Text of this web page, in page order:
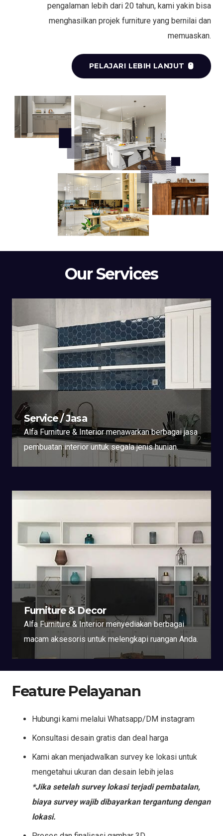
pengalaman lebih dari 20 tahun, kami yakin bisa
menghasilkan projek furniture yang bernilai dan
memuaskan.
PELAJARI LEBIH LANJUT
Our Services
Service / Jasa
Alfa Furniture & Interior menawarkan berbagai jasa
pembuatan interior untuk segala jenis hunian.
Furniture & Decor
Alfa Furniture & Interior menyediakan berbagai
macam aksesoris untuk melengkapi ruangan Anda.
Feature Pelayanan
Hubungi kami melalui Whatsapp/DM instagram
Konsultasi desain gratis dan deal harga
Kami akan menjadwalkan survey ke lokasi untuk
mengetahui ukuran dan desain lebih jelas
*Jika setelah survey lokasi terjadi pembatalan,
biaya survey wajib dibayarkan tergantung dengan
lokasi.